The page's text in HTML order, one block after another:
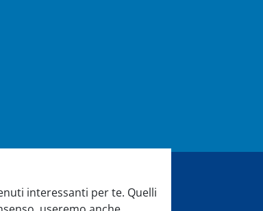
interessanti per te. Quelli